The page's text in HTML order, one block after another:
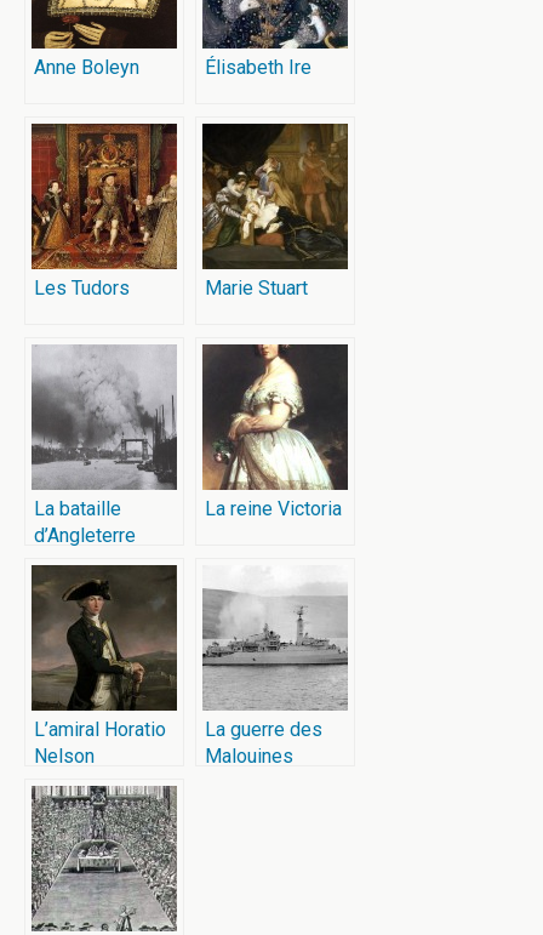
Anne Boleyn Élisabeth Ire
Les Tudors Marie Stuart
La bataille
d’Angleterre
La reine Victoria
L’amiral Horatio
Nelson
La guerre des
Malouines